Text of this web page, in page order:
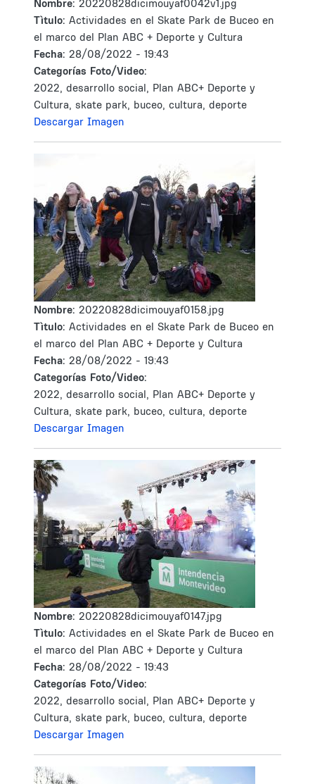
Nombre: 20220828dicimouyaf0042v1.jpg
Tìtulo: Actividades en el Skate Park de Buceo en
el marco del Plan ABC + Deporte y Cultura
Fecha: 28/08/2022 - 19:43
Categorías Foto/Video:
2022, desarrollo social, Plan ABC+ Deporte y
Cultura, skate park, buceo, cultura, deporte
Descargar Imagen
Nombre: 20220828dicimouyaf0158.jpg
Tìtulo: Actividades en el Skate Park de Buceo en
el marco del Plan ABC + Deporte y Cultura
Fecha: 28/08/2022 - 19:43
Categorías Foto/Video:
2022, desarrollo social, Plan ABC+ Deporte y
Cultura, skate park, buceo, cultura, deporte
Descargar Imagen
Nombre: 20220828dicimouyaf0147.jpg
Tìtulo: Actividades en el Skate Park de Buceo en
el marco del Plan ABC + Deporte y Cultura
Fecha: 28/08/2022 - 19:43
Categorías Foto/Video:
2022, desarrollo social, Plan ABC+ Deporte y
Cultura, skate park, buceo, cultura, deporte
Descargar Imagen